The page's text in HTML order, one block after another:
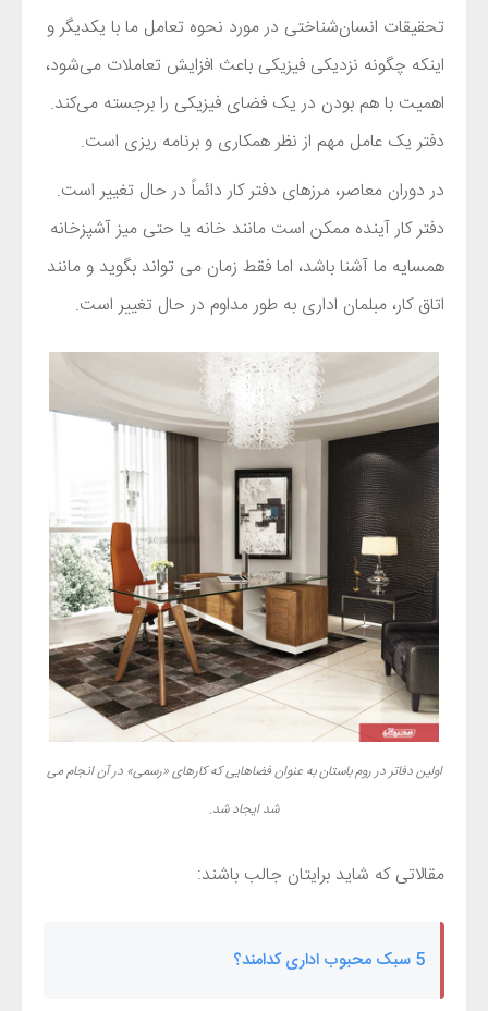
تحقیقات انسان‌شناختی در مورد نحوه تعامل ما با یکدیگر و
اینکه چگونه نزدیکی فیزیکی باعث افزایش تعاملات می‌شود،
اهمیت با هم بودن در یک فضای فیزیکی را برجسته می‌کند.
دفتر یک عامل مهم از نظر همکاری و برنامه ریزی است.
در دوران معاصر، مرزهای دفتر کار دائماً در حال تغییر است.
دفتر کار آینده ممکن است مانند خانه یا حتی میز آشپزخانه
همسایه ما آشنا باشد، اما فقط زمان می تواند بگوید و مانند
اتاق کار، مبلمان اداری به طور مداوم در حال تغییر است.
اولین دفاتر در روم باستان به عنوان فضاهایی که کارهای «رسمی» در آن انجام می
شد ایجاد شد.
مقالاتی که شاید برایتان جالب باشند:
5 سبک محبوب اداری کدامند؟